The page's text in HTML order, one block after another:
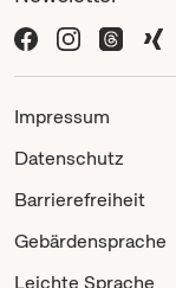
Impressum
Datenschutz
Barrierefreiheit
Gebärdensprache